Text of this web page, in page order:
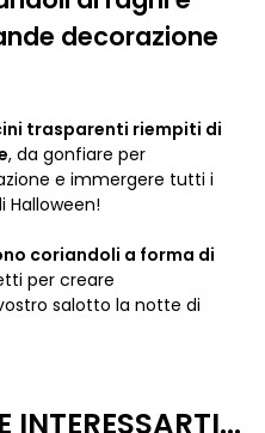
decorazione
trasparenti riempiti di
, da gonfiare per
e immergere tutti i
Halloween!
coriandoli a forma di
per creare
salotto la notte di
INTERESSARTI...